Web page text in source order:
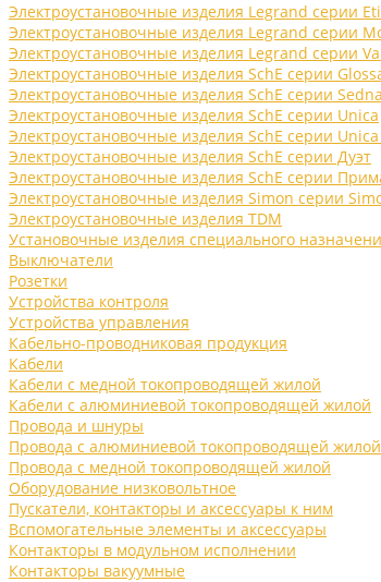
Электроустановочные изделия Legrand серии
Электроустановочные изделия Legrand серии
Электроустановочные изделия Legrand серии
Электроустановочные изделия SchE серии
Электроустановочные изделия SchE серии Sedna
Электроустановочные изделия SchE серии Unica
Электроустановочные изделия SchE серии
Электроустановочные изделия SchE серии Дуэт
Электроустановочные изделия SchE серии
Электроустановочные изделия Simon серии
Электроустановочные изделия TDM
Установочные изделия специального
Выключатели
Розетки
Устройства контроля
Устройства управления
Кабельно-проводниковая продукция
Кабели
Кабели с медной токопроводящей жилой
Кабели с алюминиевой токопроводящей жилой
Провода и шнуры
Провода с алюминиевой токопроводящей жилой
Провода с медной токопроводящей жилой
Оборудование низковольтное
Пускатели, контакторы и аксессуары к ним
Вспомогательные элементы и аксессуары
Контакторы в модульном исполнении
Контакторы вакуумные